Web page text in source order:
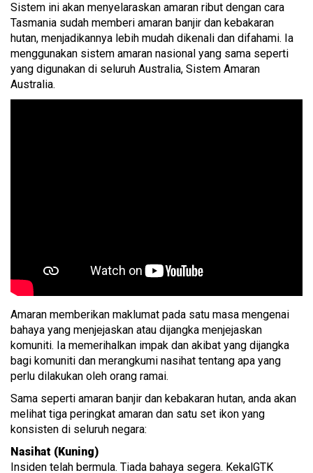
Sistem ini akan menyelaraskan amaran ribut dengan cara
Tasmania sudah memberi amaran banjir dan kebakaran
hutan, menjadikannya lebih mudah dikenali dan difahami. Ia
menggunakan sistem amaran nasional yang sama seperti
yang digunakan di seluruh Australia, Sistem Amaran
Australia.
Amaran memberikan maklumat pada satu masa mengenai
bahaya yang menjejaskan atau dijangka menjejaskan
komuniti. Ia memerihalkan impak dan akibat yang dijangka
bagi komuniti dan merangkumi nasihat tentang apa yang
perlu dilakukan oleh orang ramai.
Sama seperti amaran banjir dan kebakaran hutan, anda akan
melihat tiga peringkat amaran dan satu set ikon yang
konsisten di seluruh negara:
Nasihat (Kuning)
Insiden telah bermula. Tiada bahaya segera. KekalGTK